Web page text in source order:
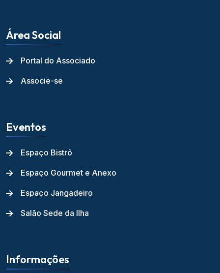
Área Social
Portal do Associado
Associe-se
Eventos
Espaço Bistrô
Espaço Gourmet e Anexo
Espaço Jangadeiro
Salão Sede da Ilha
Informações